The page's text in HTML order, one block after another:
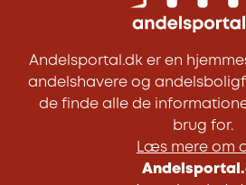
Andelsportal.dk er en
andelshavere og
de finde alle de
brug for.
Læs mere om